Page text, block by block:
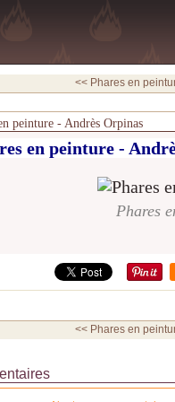
<< Phares en
peinture - Andrès Orpinas
en peinture -
Phares
<< Phares en